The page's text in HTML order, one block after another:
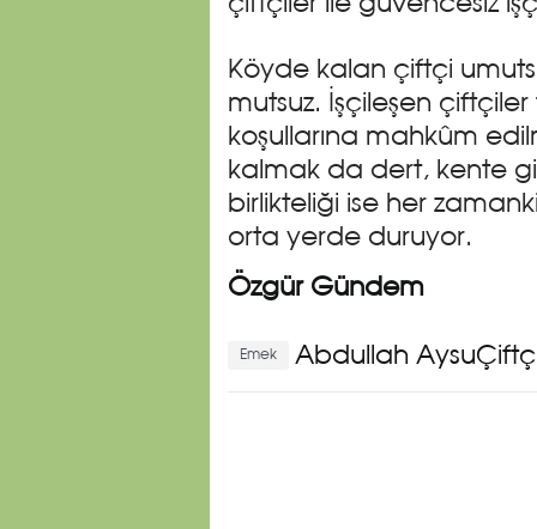
Köyde kalan çiftçi
mutsuz. İşçileşen çiftçiler
koşullarına mahkûm
kalmak da dert, kente
birlikteliği ise her
orta yerde duruyor.
Özgür Gündem
Abdullah
Emek